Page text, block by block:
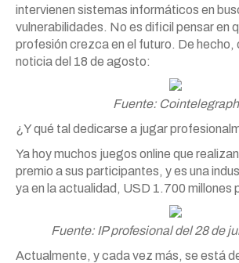
intervienen sistemas informáticos en
vulnerabilidades. No es dificil pensar en
profesión crezca en el futuro. De hecho,
noticia del 18 de agosto:
Fuente: Cointelegraph
¿Y qué tal dedicarse a jugar
Ya hoy muchos juegos online que
premio a sus participantes, y es una
ya en la actualidad, USD 1.700 millones
Fuente: IP profesional del 28 de
Actualmente, y cada vez más, se está